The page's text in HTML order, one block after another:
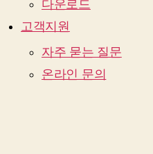
다운로드
고객지원
자주 묻는 질문
온라인 문의